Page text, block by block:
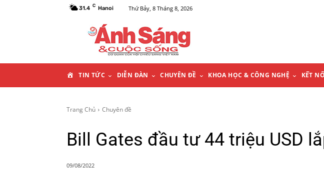
31.4 C Hanoi Thứ Bảy, 8 Tháng 8, 2026
N
G
TIN TỨC DIỄN ĐÀN CHUYÊN ĐỀ KHOA HỌC & CÔNG NGHỆ KẾT
Trang Chủ Chuyên đề
Bill Gates đầu tư 44 triệu USD
09/08/2022